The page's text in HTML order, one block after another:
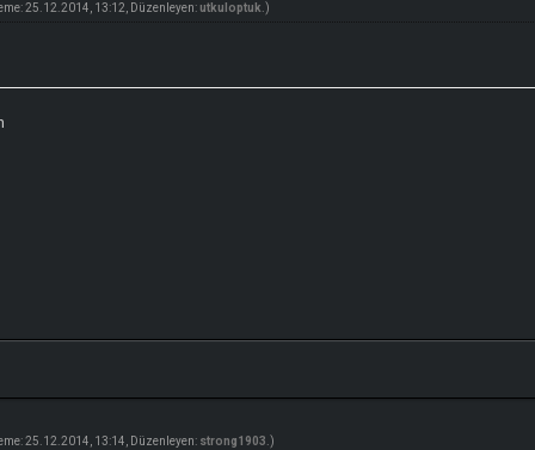
25.12.2014, 13:12, Düzenleyen:utkuloptuk .)
25.12.2014, 13:14, Düzenleyen: strong1903 .)